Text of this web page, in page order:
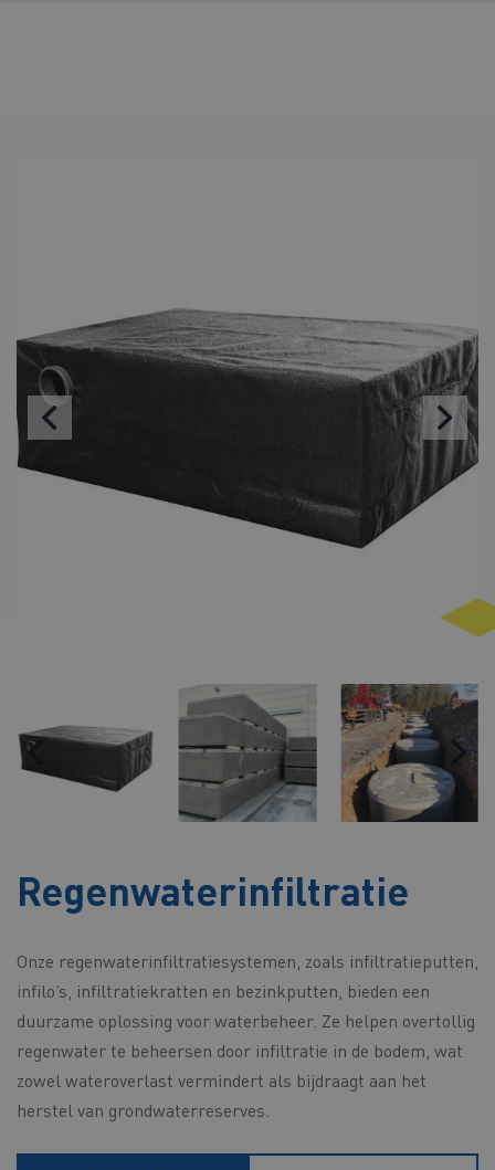
Regenwaterinfiltratie
Onze regenwaterinfiltratiesystemen, zoals infiltratieputten,
infilo’s, infiltratiekratten en bezinkputten, bieden een
duurzame oplossing voor waterbeheer. Ze helpen overtollig
regenwater te beheersen door infiltratie in de bodem, wat
zowel wateroverlast vermindert als bijdraagt aan het
herstel van grondwaterreserves.